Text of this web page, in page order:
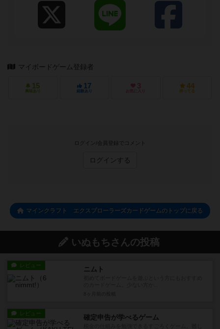
マイボードゲーム登録者
15
興味あり
17
経験あり
3
お気に入り
44
持ってる
ログイン/会員登録でコメント
ログインする
マインクラフト エクスプローラーズカードゲームのトップに戻る
いぬもちさんの投稿
レビュー ニムト
レビュー 確定申告が学べるゲーム